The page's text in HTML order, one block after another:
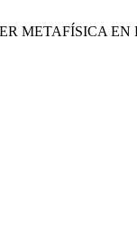
METAFÍSICA